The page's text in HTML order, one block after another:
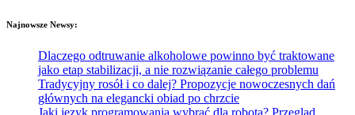
Najnowsze Newsy:
Dlaczego odtruwanie alkoholowe powinno być traktowane
jako etap stabilizacji, a nie rozwiązanie całego problemu
Tradycyjny rosół i co dalej? Propozycje nowoczesnych dań
głównych na elegancki obiad po chrzcie
Jaki język programowania wybrać dla robota? Przegląd